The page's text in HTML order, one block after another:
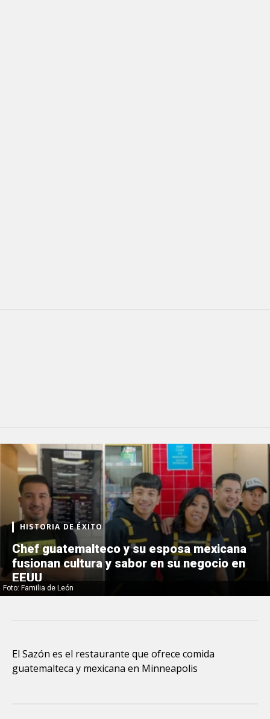
Foto: Familia de León
HISTORIA DE ÉXITO
Chef guatemalteco y su esposa mexicana
fusionan cultura y sabor en su negocio en
EEUU
El Sazón es el restaurante que ofrece comida
guatemalteca y mexicana en Minneapolis